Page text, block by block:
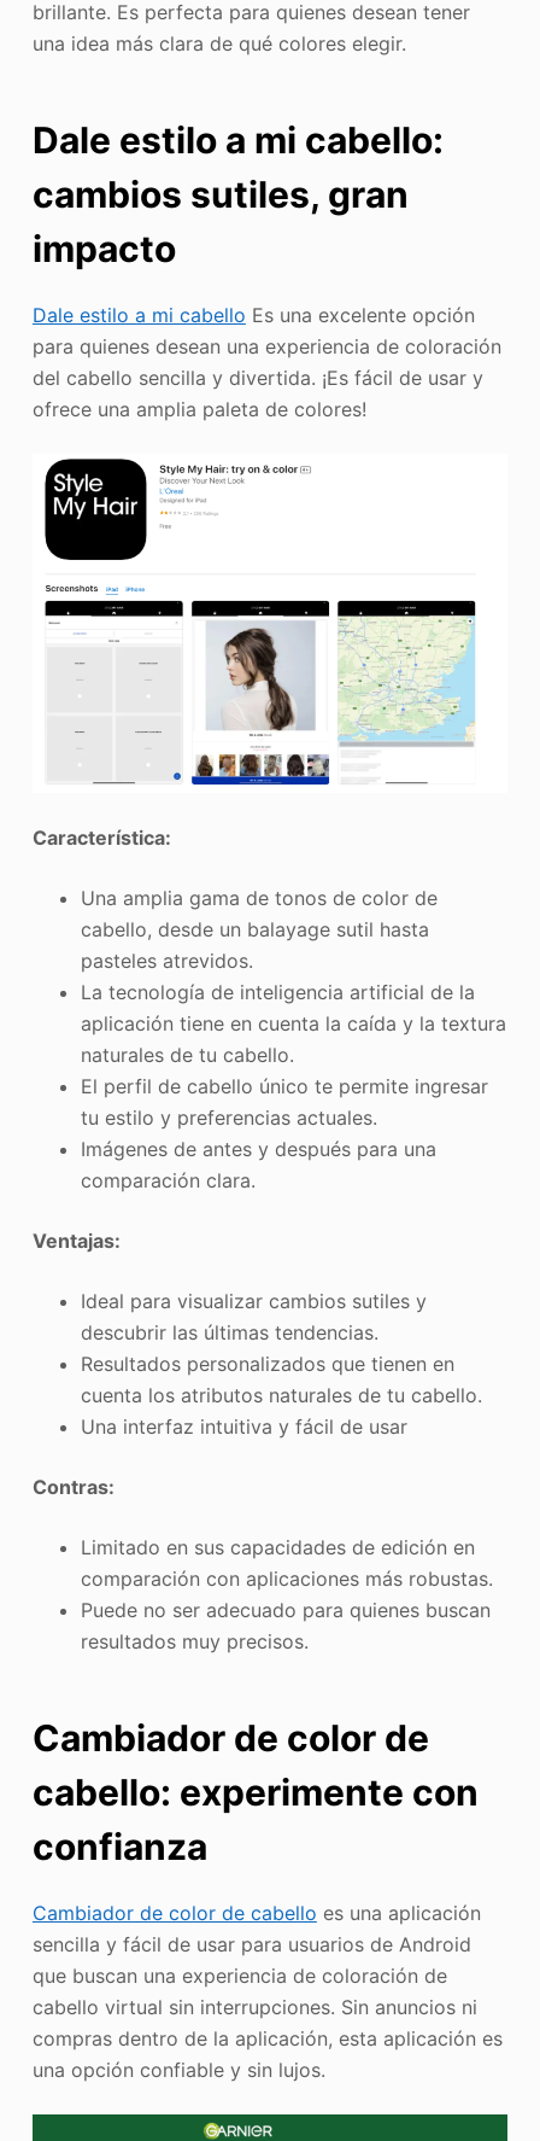
brillante. Es perfecta para quienes desean tener
una idea más clara de qué colores elegir.
Dale estilo a mi cabello:
cambios sutiles, gran
impacto
Dale estilo a mi cabello Es una excelente opción
para quienes desean una experiencia de coloración
del cabello sencilla y divertida. ¡Es fácil de usar y
ofrece una amplia paleta de colores!
Característica:
Una amplia gama de tonos de color de
cabello, desde un balayage sutil hasta
pasteles atrevidos.
La tecnología de inteligencia artificial de la
aplicación tiene en cuenta la caída y la textura
naturales de tu cabello.
El perfil de cabello único te permite ingresar
tu estilo y preferencias actuales.
Imágenes de antes y después para una
comparación clara.
Ventajas:
Ideal para visualizar cambios sutiles y
descubrir las últimas tendencias.
Resultados personalizados que tienen en
cuenta los atributos naturales de tu cabello.
Una interfaz intuitiva y fácil de usar
Contras:
Limitado en sus capacidades de edición en
comparación con aplicaciones más robustas.
Puede no ser adecuado para quienes buscan
resultados muy precisos.
Cambiador de color de
cabello: experimente con
confianza
Cambiador de color de cabello es una aplicación
sencilla y fácil de usar para usuarios de Android
que buscan una experiencia de coloración de
cabello virtual sin interrupciones. Sin anuncios ni
compras dentro de la aplicación, esta aplicación es
una opción confiable y sin lujos.